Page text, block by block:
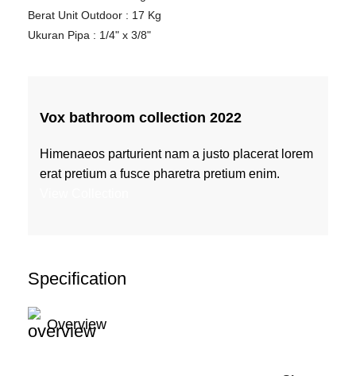
Berat Unit Outdoor : 17 Kg
Ukuran Pipa : 1/4" x 3/8"
Vox bathroom collection 2022
Himenaeos parturient nam a justo placerat lorem
erat pretium a fusce pharetra pretium enim.
Specification
Overview